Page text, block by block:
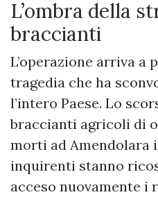
L’ombra della
braccianti
L’operazione arriva a
tragedia che ha
l’intero Paese. Lo
braccianti agricoli di
morti ad Amendolara
inquirenti stanno
acceso nuovamente